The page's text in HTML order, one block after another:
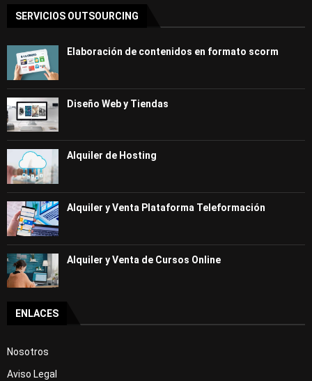
SERVICIOS OUTSOURCING
Elaboración de contenidos en formato scorm
Diseño Web y Tiendas
Alquiler de Hosting
Alquiler y Venta Plataforma Teleformación
Alquiler y Venta de Cursos Online
ENLACES
Nosotros
Aviso Legal